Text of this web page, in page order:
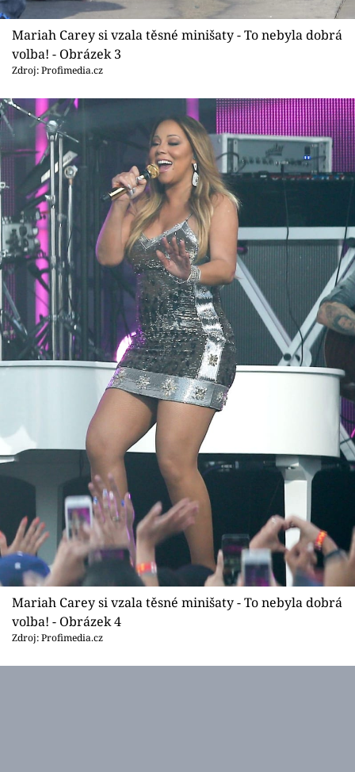
Mariah Carey si vzala těsné minišaty - To nebyla dobrá
volba! - Obrázek 3
Zdroj: Profimedia.cz
Mariah Carey si vzala těsné minišaty - To nebyla dobrá
volba! - Obrázek 4
Zdroj: Profimedia.cz